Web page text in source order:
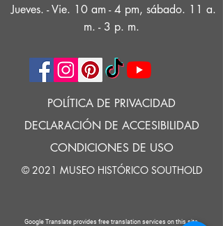
Jueves. - Vie. 10 am - 4 pm, sábado. 11 a.
m. - 3 p. m.
POLÍTICA DE PRIVACIDAD
DECLARACIÓN DE ACCESIBILIDAD
CONDICIONES DE USO
© 2021 MUSEO HISTÓRICO SOUTHOLD
Google Translate provides free translation services on this site.